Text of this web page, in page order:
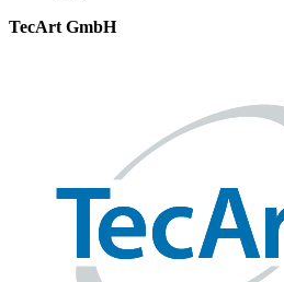
TecArt GmbH